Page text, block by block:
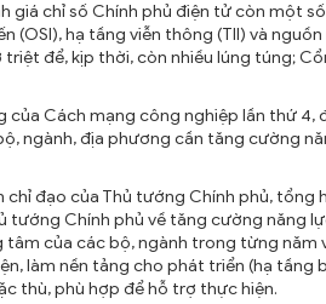
chỉ số Chính phủ điện tử còn một
hạ tầng viễn thông (TII) và nguồn
để, kịp thời, còn nhiều lúng túng;
Cách mạng công nghiệp lần thứ 4,
ngành, địa phương cần tăng cường
đạo của Thủ tướng Chính phủ, tổng
tướng Chính phủ về tăng cường năng
của các bộ, ngành trong từng năm
làm nền tảng cho phát triển (hạ tầng
thù, phù hợp để hỗ trợ thực hiện.